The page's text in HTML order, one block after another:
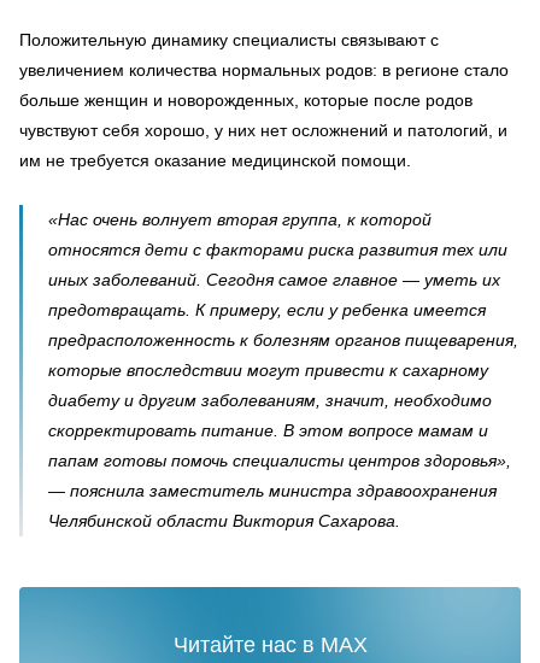
Положительную динамику специалисты связывают с
увеличением количества нормальных родов: в регионе стало
больше женщин и новорожденных, которые после родов
чувствуют себя хорошо, у них нет осложнений и патологий, и
им не требуется оказание медицинской помощи.
«Нас очень волнует вторая группа, к которой
относятся дети с факторами риска развития тех или
иных заболеваний. Сегодня самое главное — уметь их
предотвращать. К примеру, если у ребенка имеется
предрасположенность к болезням органов пищеварения,
которые впоследствии могут привести к сахарному
диабету и другим заболеваниям, значит, необходимо
скорректировать питание. В этом вопросе мамам и
папам готовы помочь специалисты центров здоровья»,
— пояснила заместитель министра здравоохранения
Челябинской области Виктория Сахарова.
Читайте нас в MAX